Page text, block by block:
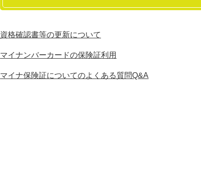
資格確認書等の更新について
マイナンバーカードの保険証利用
マイナ保険証についてのよくある質問Q&A